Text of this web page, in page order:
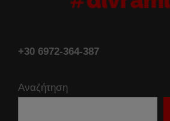
+30 6972-364-387
Αναζήτηση